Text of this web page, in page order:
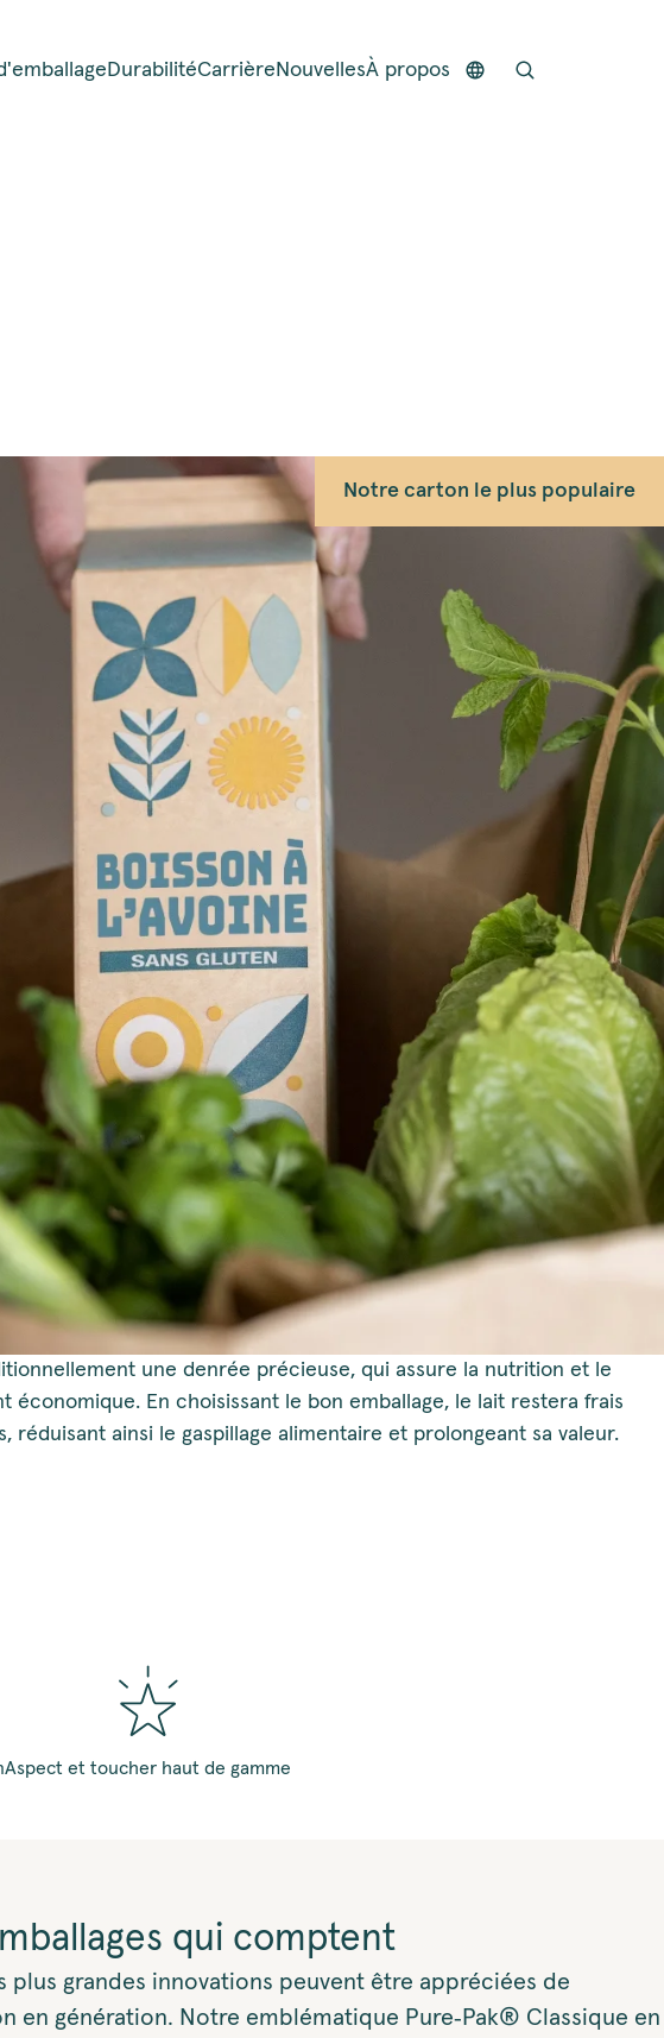
DurabilitéCarrière NouvellesÀ propos
Notre carton le plus populaire
une denrée précieuse, qui assure la nutrition et le
économique. En choisissant le bon emballage, le lait restera frais
réduisant ainsi le gaspillage alimentaire et prolongeant sa valeur.
Aspect et toucher haut de gamme
qui comptent
plus grandes innovations peuvent être appréciées de
en génération. Notre emblématique Pure‑Pak® Classique en